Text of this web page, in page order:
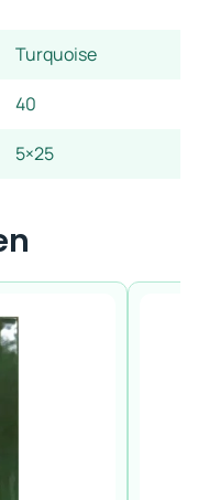
Turquoise
40
5×25